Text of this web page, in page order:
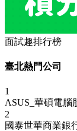
面試趣排行榜
臺北熱門公司
1
ASUS_華碩電腦
2
國泰世華商業銀